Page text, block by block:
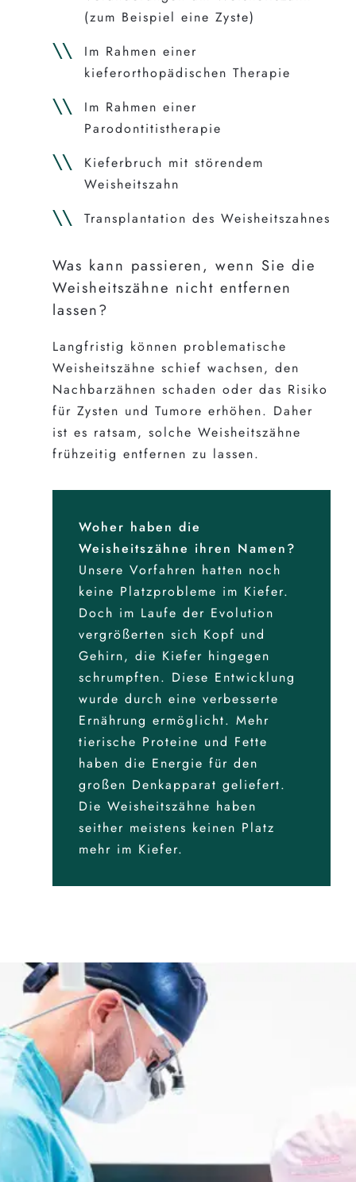
(zum Beispiel eine Zyste)
Im Rahmen einer
kieferorthopädischen Therapie
Im Rahmen einer
Parodontitistherapie
Kieferbruch mit störendem
Weisheitszahn
Transplantation des Weisheitszahnes
Was kann passieren, wenn Sie die
Weisheitszähne nicht entfernen
lassen?
Langfristig können problematische
Weisheitszähne schief wachsen, den
Nachbarzähnen schaden oder das Risiko
für Zysten und Tumore erhöhen. Daher
ist es ratsam, solche Weisheitszähne
frühzeitig entfernen zu lassen.
Woher haben die
Weisheitszähne ihren Namen?
Unsere Vorfahren hatten noch
keine Platzprobleme im Kiefer.
Doch im Laufe der Evolution
vergrößerten sich Kopf und
Gehirn, die Kiefer hingegen
schrumpften. Diese Entwicklung
wurde durch eine verbesserte
Ernährung ermöglicht. Mehr
tierische Proteine und Fette
haben die Energie für den
großen Denkapparat geliefert.
Die Weisheitszähne haben
seither meistens keinen Platz
mehr im Kiefer.